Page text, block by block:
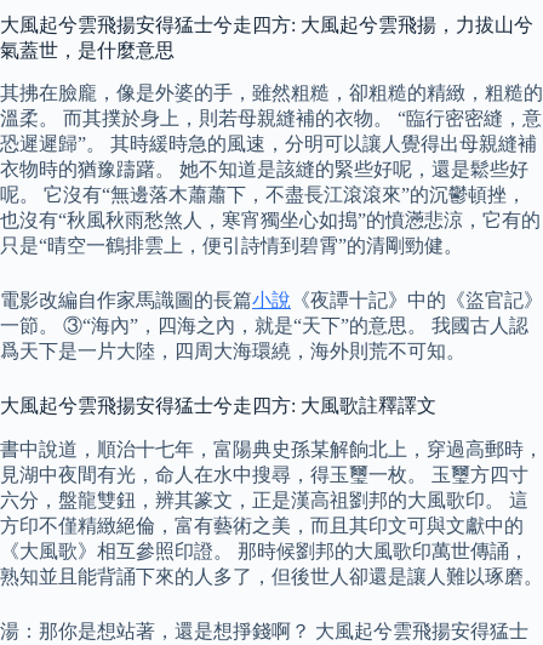
大風起兮雲飛揚安得猛士兮走四方: 大風起兮雲飛揚，力拔山兮
氣蓋世，是什麼意思
其拂在臉龐，像是外婆的手，雖然粗糙，卻粗糙的精緻，粗糙的
溫柔。 而其撲於身上，則若母親縫補的衣物。 “臨行密密縫，意
恐遲遲歸”。 其時緩時急的風速，分明可以讓人覺得出母親縫補
衣物時的猶豫躊躇。 她不知道是該縫的緊些好呢，還是鬆些好
呢。 它沒有“無邊落木蕭蕭下，不盡長江滾滾來”的沉鬱頓挫，
也沒有“秋風秋雨愁煞人，寒宵獨坐心如搗”的憤懣悲涼，它有的
只是“晴空一鶴排雲上，便引詩情到碧霄”的清剛勁健。
電影改編自作家馬識圖的長篇小說 《夜譚十記》中的《盜官記》
一節。 ③“海內”，四海之內，就是“天下”的意思。 我國古人認
爲天下是一片大陸，四周大海環繞，海外則荒不可知。
大風起兮雲飛揚安得猛士兮走四方: 大風歌註釋譯文
書中說道，順治十七年，富陽典史孫某解餉北上，穿過高郵時，
見湖中夜間有光，命人在水中搜尋，得玉璽一枚。 玉璽方四寸
六分，盤龍雙鈕，辨其篆文，正是漢高祖劉邦的大風歌印。 這
方印不僅精緻絕倫，富有藝術之美，而且其印文可與文獻中的
《大風歌》相互參照印證。 那時候劉邦的大風歌印萬世傳誦，
熟知並且能背誦下來的人多了，但後世人卻還是讓人難以琢磨。
湯：那你是想站著，還是想掙錢啊？ 大風起兮雲飛揚安得猛士